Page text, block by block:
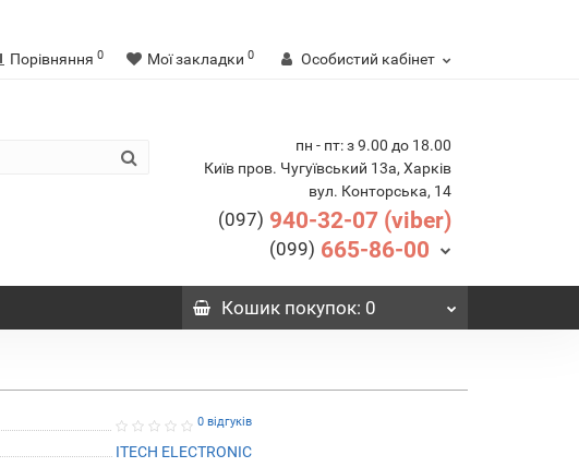
Порівняння 0 Мої закладки 0 Особистий кабінет
пн - пт: з 9.00 до 18.00
Київ пров. Чугуївський 13а, Харків
вул. Конторська, 14
(097) 940-32-07 (viber)
(099) 665-86-00
Кошикпокупок: 0
0 відгуків
ITECH ELECTRONIC